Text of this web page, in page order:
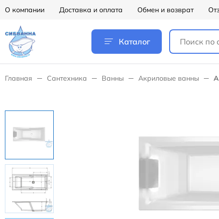
О компании Доставка и оплата Обмен и возврат
Каталог
Главная Сантехника Ванны Акриловые ванны